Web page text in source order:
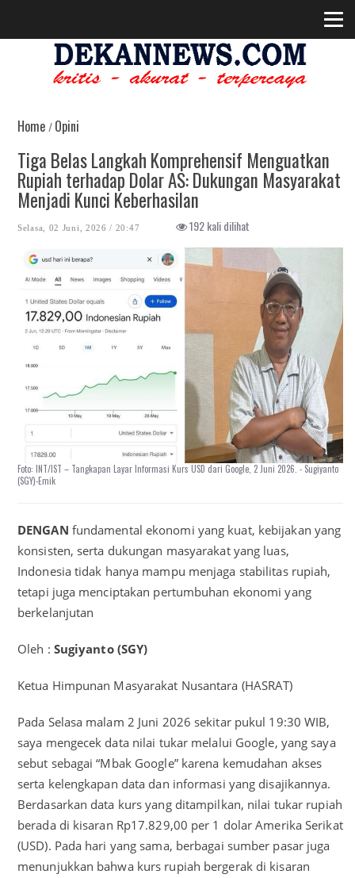
Home/Opini
Tiga Belas Langkah Komprehensif Menguatkan
Rupiah terhadap Dolar AS: Dukungan Masyarakat
Menjadi Kunci Keberhasilan
Selasa, 02 Juni, 2026 / 20:47 192 kali dilihat
Foto: INT/IST – Tangkapan Layar Informasi Kurs USD dari Google, 2 Juni 2026. - Sugiyanto
(SGY)-Emik
DENGAN fundamental ekonomi yang kuat, kebijakan yang
konsisten, serta dukungan masyarakat yang luas,
Indonesia tidak hanya mampu menjaga stabilitas rupiah,
tetapi juga menciptakan pertumbuhan ekonomi yang
berkelanjutan
Oleh : Sugiyanto (SGY)
Ketua Himpunan Masyarakat Nusantara (HASRAT)
Pada Selasa malam 2 Juni 2026 sekitar pukul 19:30 WIB,
saya mengecek data nilai tukar melalui Google, yang saya
sebut sebagai “Mbak Google” karena kemudahan akses
serta kelengkapan data dan informasi yang disajikannya.
Berdasarkan data kurs yang ditampilkan, nilai tukar rupiah
berada di kisaran Rp17.829,00 per 1 dolar Amerika Serikat
(USD). Pada hari yang sama, berbagai sumber pasar juga
menunjukkan bahwa kurs rupiah bergerak di kisaran